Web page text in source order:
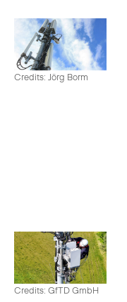
Credits: Jörg Borm
Credits: GfTD GmbH